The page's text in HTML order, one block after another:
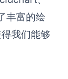
丰富的绘
我们能够